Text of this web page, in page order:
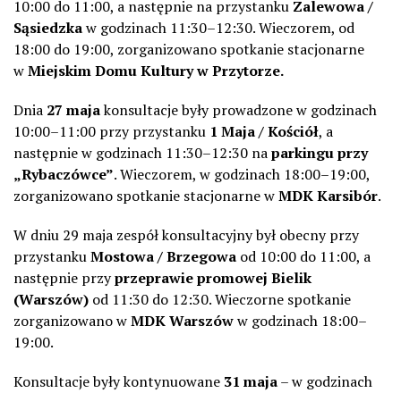
10:00 do 11:00, a następnie na przystanku Zalewowa /
Sąsiedzkaw godzinach 11:30–12:30. Wieczorem, od
18:00 do 19:00, zorganizowano spotkanie stacjonarne
wMiejskim Domu Kultury w Przytorze.
Dnia 27 majakonsultacje były prowadzone w godzinach
10:00–11:00 przy przystanku 1 Maja / Kościół, a
następnie w godzinach 11:30–12:30 naparkingu przy
„Rybaczówce”. Wieczorem, w godzinach 18:00–19:00,
zorganizowano spotkanie stacjonarne wMDK Karsibór.
W dniu 29 maja zespół konsultacyjny był obecny przy
przystankuMostowa / Brzegowa od 10:00 do 11:00, a
następnie przyprzeprawie promowej Bielik
(Warszów) od 11:30 do 12:30. Wieczorne spotkanie
zorganizowano wMDK Warszóww godzinach 18:00–
19:00.
Konsultacje były kontynuowane 31 maja– w godzinach